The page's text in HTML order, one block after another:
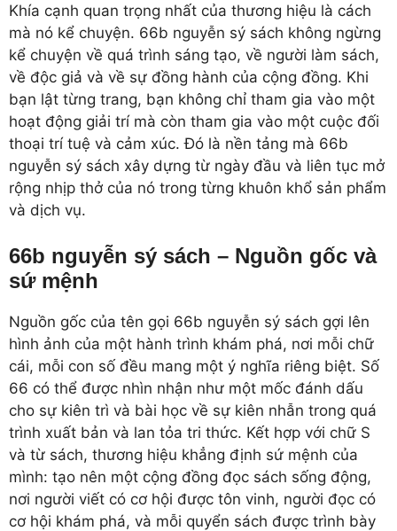
Khía cạnh quan trọng nhất của thương hiệu là cách
mà nó kể chuyện. 66b nguyễn sý sách không ngừng
kể chuyện về quá trình sáng tạo, về người làm sách,
về độc giả và về sự đồng hành của cộng đồng. Khi
bạn lật từng trang, bạn không chỉ tham gia vào một
hoạt động giải trí mà còn tham gia vào một cuộc đối
thoại trí tuệ và cảm xúc. Đó là nền tảng mà 66b
nguyễn sý sách xây dựng từ ngày đầu và liên tục mở
rộng nhịp thở của nó trong từng khuôn khổ sản phẩm
và dịch vụ.
66b nguyễn sý sách – Nguồn gốc và
sứ mệnh
Nguồn gốc của tên gọi 66b nguyễn sý sách gợi lên
hình ảnh của một hành trình khám phá, nơi mỗi chữ
cái, mỗi con số đều mang một ý nghĩa riêng biệt. Số
66 có thể được nhìn nhận như một mốc đánh dấu
cho sự kiên trì và bài học về sự kiên nhẫn trong quá
trình xuất bản và lan tỏa tri thức. Kết hợp với chữ S
và từ sách, thương hiệu khẳng định sứ mệnh của
mình: tạo nên một cộng đồng đọc sách sống động,
nơi người viết có cơ hội được tôn vinh, người đọc có
cơ hội khám phá, và mỗi quyển sách được trình bày